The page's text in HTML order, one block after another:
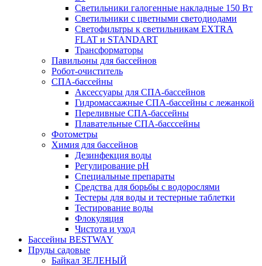
Светильники галогенные накладные 150 Вт
Светильники с цветными светодиодами
Светофильтры к светильникам EXTRA
FLAT и STANDART
Трансформаторы
Павильоны для бассейнов
Робот-очиститель
СПА-бассейны
Аксессуары для СПА-бассейнов
Гидромассажные СПА-бассейны с лежанкой
Переливные СПА-бассейны
Плавательные СПА-басссейны
Фотометры
Химия для бассейнов
Дезинфекция воды
Регулирование pH
Специальные препараты
Средства для борьбы с водорослями
Тестеры для воды и тестерные таблетки
Тестирование воды
Флокуляция
Чистота и уход
Бассейны BESTWAY
Пруды садовые
Байкал ЗЕЛЕНЫЙ